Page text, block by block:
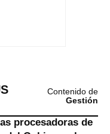
Contenido de
Gestión
procesadoras de